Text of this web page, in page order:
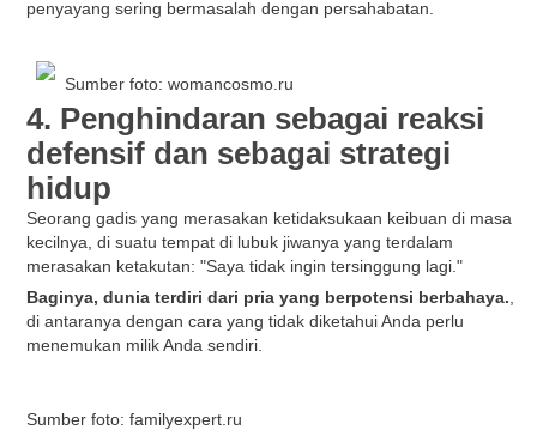
penyayang sering bermasalah dengan persahabatan.
Sumber foto: womancosmo.ru
4. Penghindaran sebagai reaksi
defensif dan sebagai strategi
hidup
Seorang gadis yang merasakan ketidaksukaan keibuan di masa
kecilnya, di suatu tempat di lubuk jiwanya yang terdalam
merasakan ketakutan: "Saya tidak ingin tersinggung lagi."
Baginya, dunia terdiri dari pria yang berpotensi berbahaya.,
di antaranya dengan cara yang tidak diketahui Anda perlu
menemukan milik Anda sendiri.
Sumber foto: familyexpert.ru